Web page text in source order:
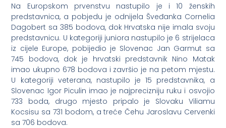
Na Europskom prvenstvu nastupilo je i 10 ženskih
predstavnica, a pobjedu je odnijela Šveđanka Cornelia
Dagobert sa 385 bodova, dok Hrvatska nije imala svoju
predstavnicu. U kategoriji juniora nastupilo je 6 strijelaca
iz cijele Europe, pobijedio je Slovenac Jan Garmut sa
745 bodova, dok je hrvatski predstavnik Nino Matak
imao ukupno 678 bodova i završio je na petom mjestu.
U kategoriji veterana, nastupilo je 15 predstavnika, a
Slovenac Igor Piculin imao je najprecizniju ruku i osvojio
733 boda, drugo mjesto pripalo je Slovaku Viliamu
Kocsisu sa 731 bodom, a treće Čehu Jaroslavu Cervenki
sa 706 bodova.